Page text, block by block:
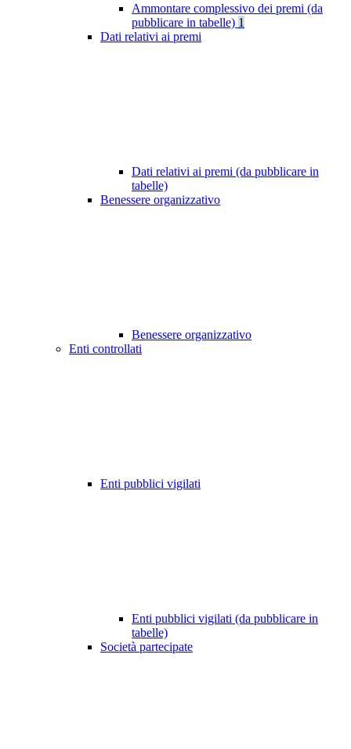
Ammontare complessivo dei premi (da
pubblicare in tabelle) 1
Dati relativi ai premi
Dati relativi ai premi (da pubblicare in
tabelle)
Benessere organizzativo
Benessere organizzativo
Enti controllati
Enti pubblici vigilati
Enti pubblici vigilati (da pubblicare in
tabelle)
Società partecipate